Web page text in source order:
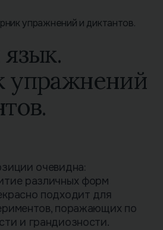
упражнений
очевидна:
различных форм
подходит для
поражающих по
и грандиозности.